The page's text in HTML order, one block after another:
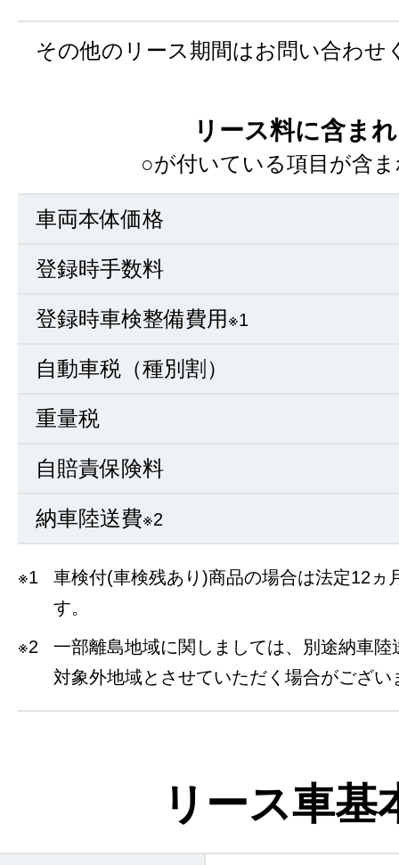
その他のリース期間はお問い合わせ
リース料に含ま
○が付いている項目が含
車両本体価格
登録時手数料
登録時車検整備費用 ※1
自動車税（種別割）
重量税
自賠責保険料
納車陸送費※2
※1
車検付(車検残あり)商品の場合は法定12ヵ
す。
※2
一部離島地域に関しましては、別途納車
対象外地域とさせていただく場合がござい
リース車基